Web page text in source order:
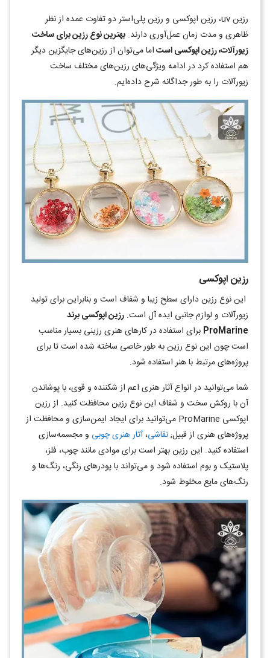
رزین uv، رزین اپوکسی و رزین پلی‌استر دو تفاوت عمده از نظر
ظاهری و مدت زمان عمل‌آوری دارند. بهترین نوع رزین برای ساخت
زیورآلات، رزین اپوکسی استاما می‌توان از رزین‌های جایگزین دیگر
هم استفاده کرد در ادامه ویژگی‌های رزین‌های مختلف ساخت
زیورآلات را به طور جداگانه شرح داده‌ایم.
رزین اپوکسی
این نوع رزین دارای سطح زیبا و شفاف است و بنابراین برای تولید
زیورآلات و لوازم جانبی ایده آل است. رزین اپوکسی برند
ProMarine برای استفاده در کارهای هنری رزینی بسیار مناسب
است چون این نوع رزین به طور خاصی ساخته شده است تا برای
پروژه‌های مرتبط با هنر استفاده شود.
شما می‌توانید در انواع آثار هنری اعم از شکننده و قوی، با پوشاندن
آن با روکش سخت و شفاف این نوع رزین محافظت کنید. از رزین
اپوکسی ProMarine می‌توانید برای ایجاد ایمن‌سازی و محافظت از
پروژه‌های هنری از قبیل;نقاشی،آثار هنری چوبی و مجسمه‌سازی
استفاده کنید. این رزین بهتر است برای موادی مانند چوب، فلز،
پلاستیک و بوم استفاده شود و می‌تواند با پودرهای رنگی، رنگ‌ها و
رنگ‌های مایع مخلوط شود.